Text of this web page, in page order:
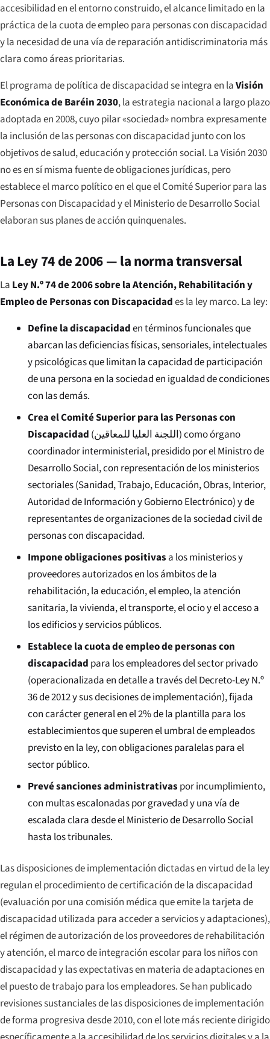
accesibilidad en el entorno construido, el alcance limitado en la
práctica de la cuota de empleo para personas con discapacidad
y la necesidad de una vía de reparación antidiscriminatoria más
clara como áreas prioritarias.
El programa de política de discapacidad se integra en laVisión
Económica de Baréin 2030, la estrategia nacional a largo plazo
adoptada en 2008, cuyo pilar «sociedad» nombra expresamente
la inclusión de las personas con discapacidad junto con los
objetivos de salud, educación y protección social. La Visión 2030
no es en sí misma fuente de obligaciones jurídicas, pero
establece el marco político en el que el Comité Superior para las
Personas con Discapacidad y el Ministerio de Desarrollo Social
elaboran sus planes de acción quinquenales.
La Ley 74 de 2006 — la norma transversal
La Ley N.º 74 de 2006 sobre la Atención, Rehabilitación y
Empleo de Personas con Discapacidades la ley marco. La ley:
Define la discapacidaden términos funcionales que
abarcan las deficiencias físicas, sensoriales, intelectuales
y psicológicas que limitan la capacidad de participación
de una persona en la sociedad en igualdad de condiciones
con las demás.
Crea el Comité Superior para las Personas con
Discapacidad (اللجنة العليا للمعاقين) como órgano
coordinador interministerial, presidido por el Ministro de
Desarrollo Social, con representación de los ministerios
sectoriales (Sanidad, Trabajo, Educación, Obras, Interior,
Autoridad de Información y Gobierno Electrónico) y de
representantes de organizaciones de la sociedad civil de
personas con discapacidad.
Impone obligaciones positivas a los ministerios y
proveedores autorizados en los ámbitos de la
rehabilitación, la educación, el empleo, la atención
sanitaria, la vivienda, el transporte, el ocio y el acceso a
los edificios y servicios públicos.
Establece la cuota de empleo de personas con
discapacidad para los empleadores del sector privado
(operacionalizada en detalle a través del Decreto-Ley N.º
36 de 2012 y sus decisiones de implementación), fijada
con carácter general en el 2% de la plantilla para los
establecimientos que superen el umbral de empleados
previsto en la ley, con obligaciones paralelas para el
sector público.
Prevé sanciones administrativas por incumplimiento,
con multas escalonadas por gravedad y una vía de
escalada clara desde el Ministerio de Desarrollo Social
hasta los tribunales.
Las disposiciones de implementación dictadas en virtud de la ley
regulan el procedimiento de certificación de la discapacidad
(evaluación por una comisión médica que emite la tarjeta de
discapacidad utilizada para acceder a servicios y adaptaciones),
el régimen de autorización de los proveedores de rehabilitación
y atención, el marco de integración escolar para los niños con
discapacidad y las expectativas en materia de adaptaciones en
el puesto de trabajo para los empleadores. Se han publicado
revisiones sustanciales de las disposiciones de implementación
de forma progresiva desde 2010, con el lote más reciente dirigido